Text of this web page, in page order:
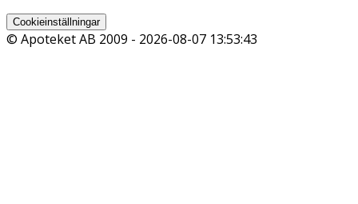
Cookieinställningar
© Apoteket AB 2009 - 2026-08-07 13:53:43